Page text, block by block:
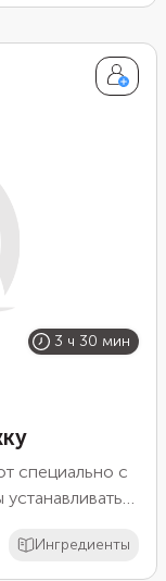
3 ч 30 мин
специально с
сувенир.
по
Ингредиенты